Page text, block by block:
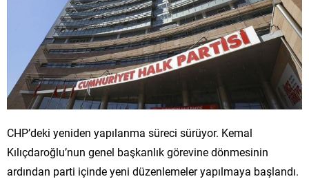
CHP’deki yeniden yapılanma süreci sürüyor. Kemal
Kılıçdaroğlu’nun genel başkanlık görevine dönmesinin
ardından parti içinde yeni düzenlemeler yapılmaya başlandı.